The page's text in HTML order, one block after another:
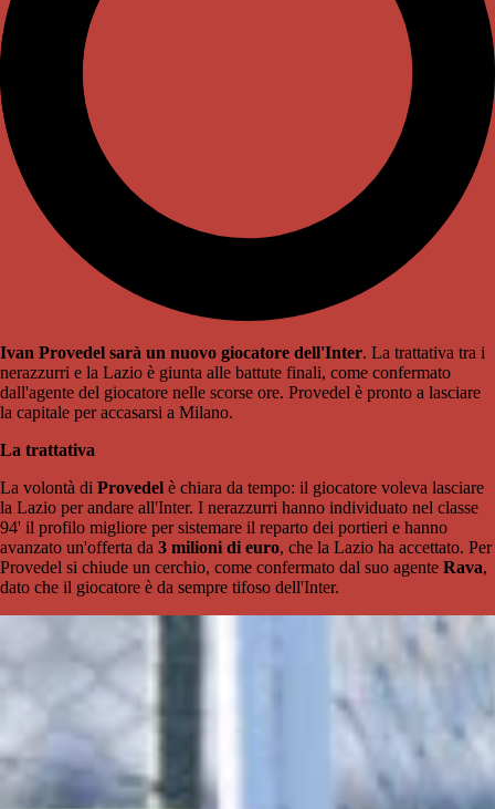
Ivan Provedel sarà un nuovo giocatore dell'Inter. La trattativa tra i
nerazzurri e la Lazio è giunta alle battute finali, come confermato
dall'agente del giocatore nelle scorse ore. Provedel è pronto a lasciare
la capitale per accasarsi a Milano.
La trattativa
La volontà di Provedel è chiara da tempo: il giocatore voleva lasciare
la Lazio per andare all'Inter. I nerazzurri hanno individuato nel classe
94' il profilo migliore per sistemare il reparto dei portieri e hanno
avanzato un'offerta da 3 milioni di euro, che la Lazio ha accettato. Per
Provedel si chiude un cerchio, come confermato dal suo agente Rava,
dato che il giocatore è da sempre tifoso dell'Inter.